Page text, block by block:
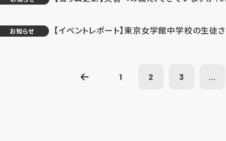
お知らせ 【イベントレポート】東京女学館中学校の生
1 2 3 ...